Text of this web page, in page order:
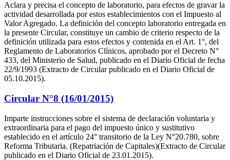
Aclara y precisa el concepto de laboratorio, para efectos de gravar la
actividad desarrollada por estos establecimientos con el Impuesto al
Valor Agregado. La definición del concepto laboratorio entregada en
la presente Circular, constituye un cambio de criterio respecto de la
definición utilizada para estos efectos y contenida en el Art. 1°, del
Reglamento de Laboratorios Clínicos, aprobado por el Decreto N°
433, del Ministerio de Salud, publicado en el Diario Oficial de fecha
22/9/1993 (Extracto de Circular publicado en el Diario Oficial de
05.10.2015).
Circular N°8 (16/01/2015)
Imparte instrucciones sobre el sistema de declaración voluntaria y
extraordinaria para el pago del impuesto único y sustitutivo
establecido en el artículo 24° transitorio de la Ley N°20.780, sobre
Reforma Tributaria. (Repatriación de Capitales)(Extracto de Circular
publicado en el Diario Oficial de 23.01.2015).